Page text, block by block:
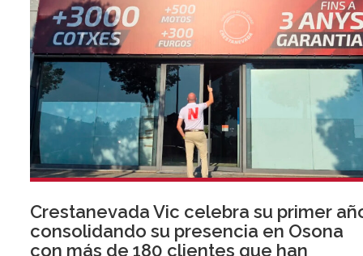
Crestanevada Vic celebra su primer
consolidando su presencia en Osona
con más de 180 clientes que han